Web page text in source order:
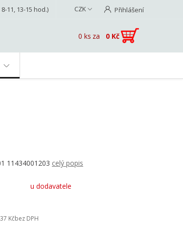
CZK Přihlášení
8-11, 13-15 hod.)
0 ks za 0 Kč
11434001203 celý popis
u dodavatele
Kčbez DPH